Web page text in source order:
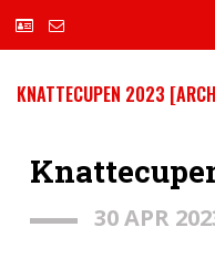
KNATTECUPEN 2023
30 APR